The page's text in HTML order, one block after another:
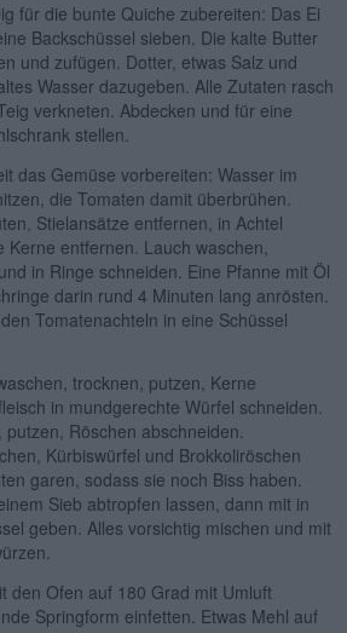
für die bunte Quiche zubereiten: Das Ei
Backschüssel sieben. Die kalte Butter
und zufügen. Dotter, etwas Salz und
Wasser dazugeben. Alle Zutaten rasch
verkneten. Abdecken und für eine
stellen.
das Gemüse vorbereiten: Wasser im
die Tomaten damit überbrühen.
Stielansätze entfernen, in Achtel
Kerne entfernen. Lauch waschen,
in Ringe schneiden. Eine Pfanne mit Öl
darin rund 4 Minuten lang anrösten.
Tomatenachteln in eine Schüssel
trocknen, putzen, Kerne
in mundgerechte Würfel schneiden.
putzen, Röschen abschneiden.
Kürbiswürfel und Brokkoliröschen
garen, sodass sie noch Biss haben.
Sieb abtropfen lassen, dann mit in
geben. Alles vorsichtig mischen und mit
den Ofen auf 180 Grad mit Umluft
Springform einfetten. Etwas Mehl auf